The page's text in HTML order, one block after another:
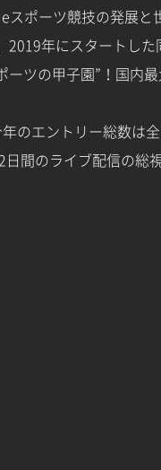
eスポーツ競技の発展
2019年にスタートし
ーツの甲子園”！国内
のエントリー総数は
間のライブ配信の総